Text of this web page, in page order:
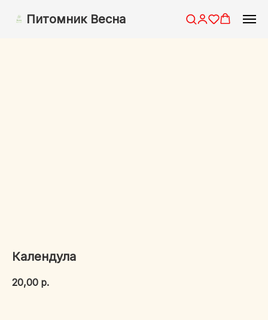
Питомник Весна
Календула
20,00 р.